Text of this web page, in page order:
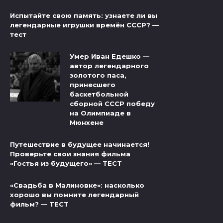
Испытайте свою память: узнаете ли вы
легендарные игрушки времён СССР? —
тест
Умер Иван Едешко —
автор легендарного
золотого паса,
принесшего
баскетбольной
сборной СССР победу
на Олимпиаде в
Мюнхене
Путешествие в будущее начинается!
Проверьте свои знания фильма
«Гостья из будущего» — ТЕСТ
«Свадьба в Малиновке»: насколько
хорошо вы помните легендарный
фильм? — ТЕСТ